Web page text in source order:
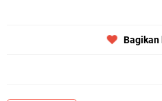
Bagikan